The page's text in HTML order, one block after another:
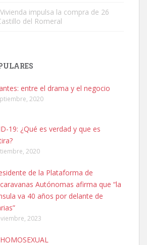
JOSE MESA Y LOPEZ
SHIBA CON MICROCHIP PERDIDO HOY
Y LOPEZ. ES MUY ASUSTADIZO
6.7.2025
impulsa la compra de 26
del Romeral
entre el drama y el negocio
2020
19: ¿Qué es verdad y que es
2020
de la Plataforma de
Autónomas afirma que “la
va 40 años por delante de
2023